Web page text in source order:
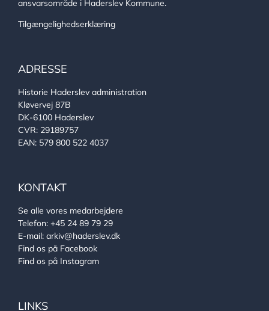
ansvarsområde i Haderslev Kommune.
Tilgængelighedserklæring
ADRESSE
Historie Haderslev administration
Kløvervej 87B
DK-6100 Haderslev
CVR: 29189757
EAN: 579 800 522 4037
KONTAKT
Se alle vores medarbejdere
Telefon: +45 24 89 79 29
E-mail: arkiv@haderslev.dk
Find os på Facebook
Find os på Instagram
LINKS